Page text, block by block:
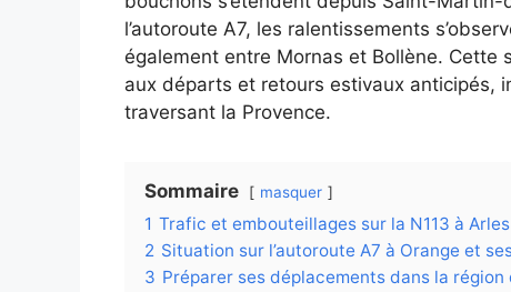
l’autoroute A7, les ralentissements
également entre Mornas et Bollène. Cette
aux départs et retours estivaux anticipés,
traversant la Provence.
Sommaire masquer
1 Trafic et embouteillages sur la N113 à
2 Situation sur l’autoroute A7 à Orange et
3 Préparer ses déplacements dans la